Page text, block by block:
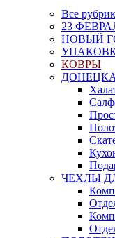
Все
23
НОВЫЙ
КОВРЫ
ЧЕХЛЫ